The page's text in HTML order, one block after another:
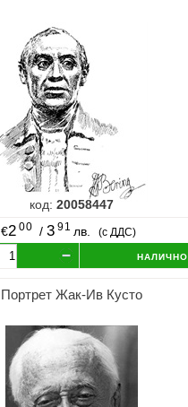
код: 20058447
€2 00 / 3 91 лв. (с ДДС)
налично
Портрет Жак-Ив Кусто